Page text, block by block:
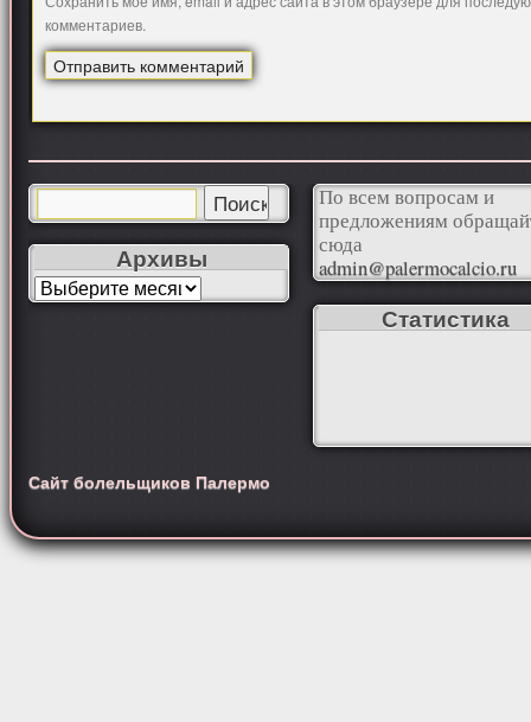
комментариев.
Архивы
По всем вопросам и
предложениям
сюда
admin@palermocalcio.ru
Статистика
Сайт болельщиков Палермо